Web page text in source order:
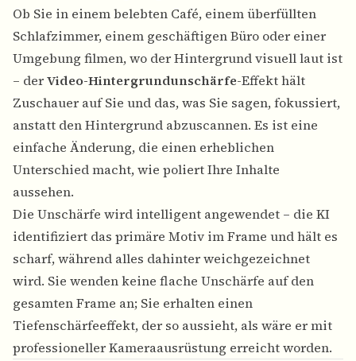
Ob Sie in einem belebten Café, einem überfüllten
Schlafzimmer, einem geschäftigen Büro oder einer
Umgebung filmen, wo der Hintergrund visuell laut ist
– derVideo-Hintergrundunschärfe-Effekt hält
Zuschauer auf Sie und das, was Sie sagen, fokussiert,
anstatt den Hintergrund abzuscannen. Es ist eine
einfache Änderung, die einen erheblichen
Unterschied macht, wie poliert Ihre Inhalte
aussehen.
Die Unschärfe wird intelligent angewendet – die KI
identifiziert das primäre Motiv im Frame und hält es
scharf, während alles dahinter weichgezeichnet
wird. Sie wenden keine flache Unschärfe auf den
gesamten Frame an; Sie erhalten einen
Tiefenschärfeeffekt, der so aussieht, als wäre er mit
professioneller Kameraausrüstung erreicht worden.